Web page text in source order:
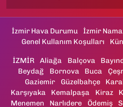
İzmir Hava Durumu İzmir
Genel Kullanım Koşulları
İZMİR Aliağa Balçova
Beydağ
Bornova Buca
Gaziemir
Güzelbahçe
Karşıyaka
Kemalpaşa Kiraz
Menemen
Narlıdere Ödemiş